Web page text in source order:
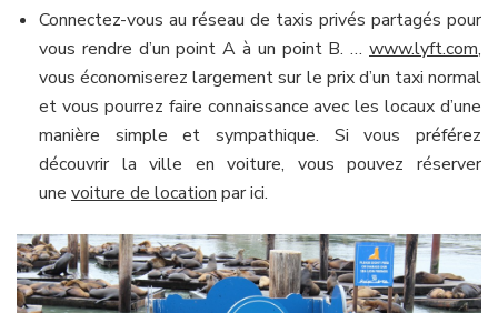
Connectez-vous au réseau de taxis privés partagés pour
vous rendre d’un point A à un point B. … www.lyft.com,
vous économiserez largement sur le prix d’un taxi normal
et vous pourrez faire connaissance avec les locaux d’une
manière simple et sympathique. Si vous préférez
découvrir la ville en voiture, vous pouvez réserver
une voiture de location par ici.